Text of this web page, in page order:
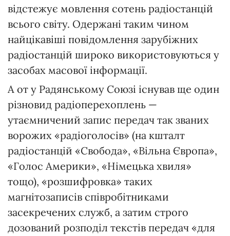
відстежує мовлення сотень радіостанцій
всього світу. Одержані таким чином
найцікавіші повідомлення зарубіжних
радіостанцій широко використовуються у
засобах масової інформації.
А от у Радянському Союзі існував ще один
різновид радіоперехоплень —
утаємничений запис передач так званих
ворожих «радіоголосів» (на кшталт
радіостанцій «Свобода», «Вільна Європа»,
«Голос Америки», «Німецька хвиля»
тощо), «розшифровка» таких
магнітозаписів співробітниками
засекречених служб, а затим строго
дозований розподіл текстів передач «для